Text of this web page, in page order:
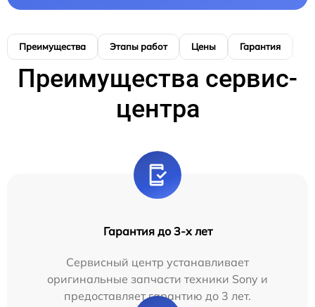
Преимущества Этапы работ Цены Гарантия
Преимущества сервис-
центра
Гарантия до 3-х лет
Сервисный центр устанавливает
оригинальные запчасти техники Sony и
предоставляет гарантию до 3 лет.